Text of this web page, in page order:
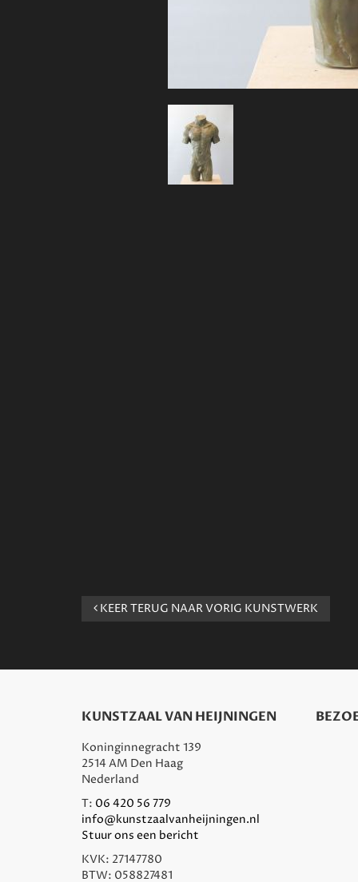
KEER TERUG NAAR VORIG KUNSTWERK
KUNSTZAAL VAN HEIJNINGEN
Koninginnegracht 139
2514 AM Den Haag
Nederland
T: 06 420 56 779
info@kunstzaalvanheijningen.nl
Stuur ons een bericht
KVK: 27147780
BTW: 058827481